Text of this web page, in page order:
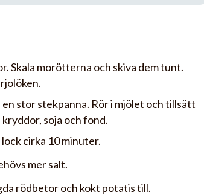
Skala morötterna och skiva dem tunt.
stor stekpanna. Rör i mjölet och tillsätt
soja och fond.
cirka 10 minuter.
mer salt.
rödbetor och kokt potatis till.